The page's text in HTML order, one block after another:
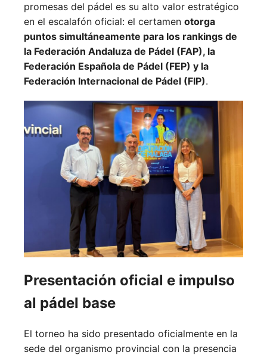
promesas del pádel es su alto valor estratégico
en el escalafón oficial: el certamen otorga
puntos simultáneamente para los rankings de
la Federación Andaluza de Pádel (FAP), la
Federación Española de Pádel (FEP) y la
Federación Internacional de Pádel (FIP).
Presentación oficial e impulso
al pádel base
El torneo ha sido presentado oficialmente en la
sede del organismo provincial con la presencia